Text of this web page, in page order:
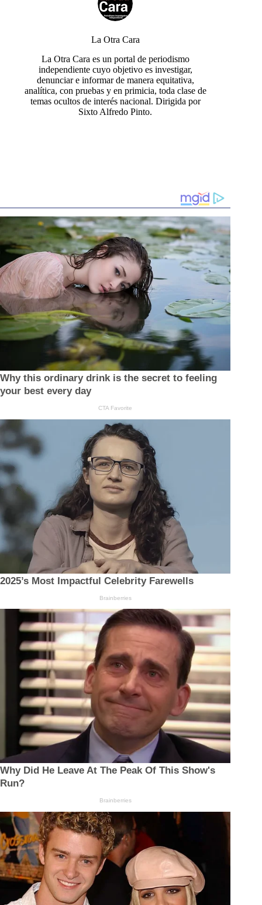
La Otra Cara
La Otra Cara es un portal de periodismo
independiente cuyo objetivo es investigar,
denunciar e informar de manera equitativa,
analítica, con pruebas y en primicia, toda clase de
temas ocultos de interés nacional. Dirigida por
Sixto Alfredo Pinto.